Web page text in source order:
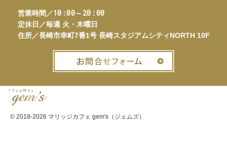
営業時間／10:00～20:00
定休日／毎週 火・木曜日
住所／長崎市幸町7番1号 長崎スタジアムシティNORTH 10F
© 2018-2026 マリッジカフェ gem's（ジェムズ）